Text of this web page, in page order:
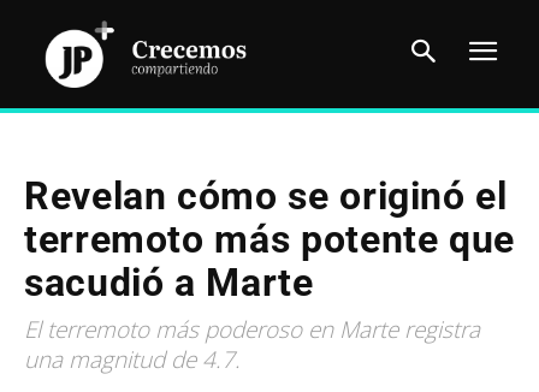
Revelan cómo se originó el
terremoto más potente que
sacudió a Marte
El terremoto más poderoso en Marte registra
una magnitud de 4.7.